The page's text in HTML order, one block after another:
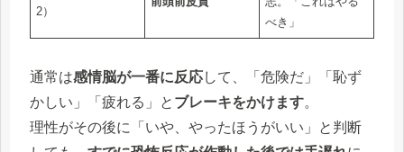
2）
べき」
通常は感情脳が一番に反応して、「危険だ」「恥ず
かしい」「疲れる」と ブレーキをかけます。
理性がその後に「いや、やったほうがいい」と判断